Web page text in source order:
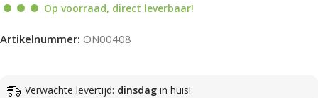
Op voorraad, direct leverbaar!
Artikelnummer: ON00408
Verwachte levertijd: dinsdag in huis!